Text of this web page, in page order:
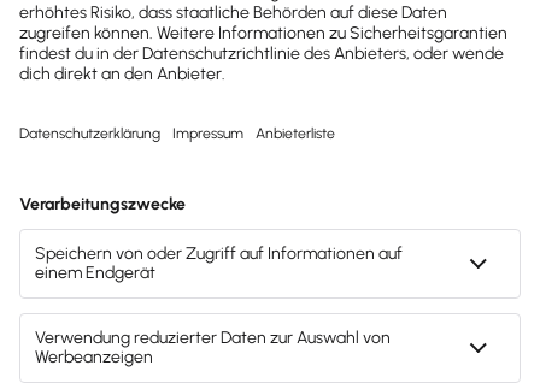
Projektzeiterfassung & Abwesenheiten –
Projektzeiten mit Klick in Lexware-Rechnungen!